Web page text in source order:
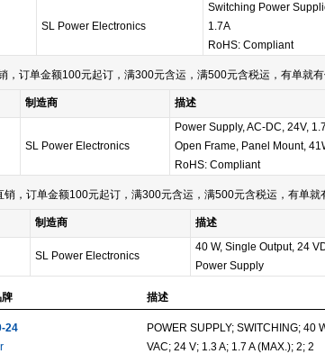
SL Power Electronics
Switching Power
1.7A
RoHS: Compliant
，订单金额100元起订，满300元含运，满500元含税运，有单就
制造商 描述
SL Power Electronics
Power Supply, AC-DC, 24V,
Open Frame, Panel Mount,
RoHS: Compliant
，订单金额100元起订，满300元含运，满500元含税运，有单就
制造商 描述
SL Power Electronics
40 W, Single Output, 24
Power Supply
描述
24
POWER SUPPLY; SWITCHING; 40
VAC; 24 V; 1.3 A; 1.7 A (MAX.); 2; 2